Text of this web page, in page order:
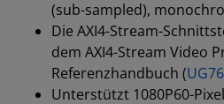
(sub-sampled),
Die AXI4-Stream-
dem AXI4-Stream Video
Referenzhandbuch (
Unterstützt 1080P60-